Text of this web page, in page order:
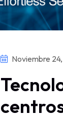
Noviembre